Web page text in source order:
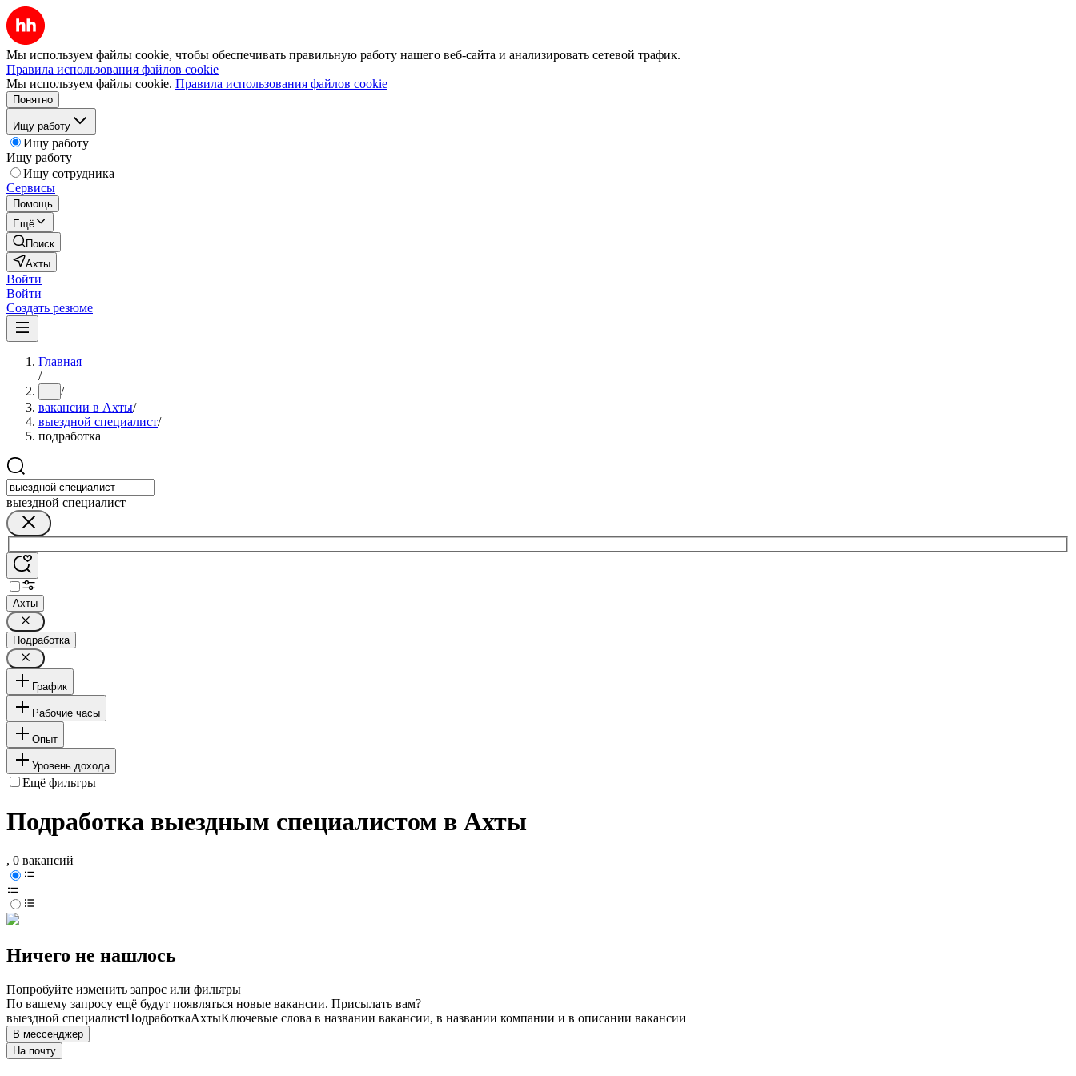
Мы используем файлы cookie, чтобы обеспечивать правильную работу нашего веб-сайта и анализировать сетевой трафик.
Правила использования файлов cookie
Мы используем файлы cookie. Правила использования файлов cookie
Понятно
Ищу работу
Ищу работу
Ищу работу
Ищу сотрудника
Сервисы
Помощь
Ещё
Поиск
Ахты
Войти
Войти
Создать резюме
Главная
/
... /
вакансии в Ахты/
выездной специалист/
подработка
выездной специалист
Ахты
Подработка
График
Рабочие часы
Опыт
Уровень дохода
Ещё фильтры
Подработка выездным специалистом в Ахты
, 0 вакансий
Ничего не нашлось
Попробуйте изменить запрос или фильтры
По вашему запросу ещё будут появляться новые вакансии. Присылать вам?
выездной специалистПодработкаАхтыКлючевые слова в названии вакансии, в названии компании и в описании вакансии
В мессенджер
На почту